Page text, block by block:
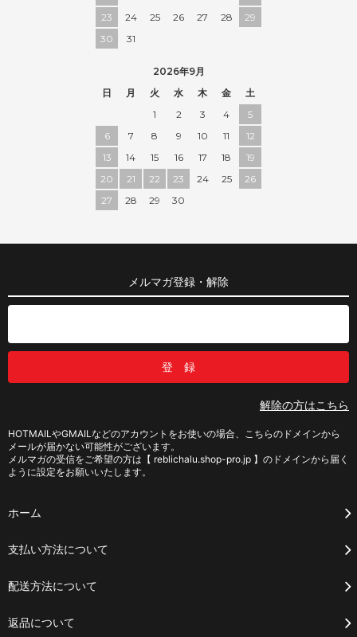
23
24 25 26 27 28
29
30
31
2026年9月
日
月 火 水 木 金
土
1
2 3 4
5
6
7 8 9 10 11
12
13
14 15 16 17 18
19
20
21 22 23 24 25
26
27
28 29 30
メルマガ登録・解除
解除の方はこちら
HOTMAILやGMAILなどのアカウントをお使いの場合、こちらのドメインから
メールが届かない可能性がございます。
メルマガの受信をご希望の方は【 reblichalu.shop-pro.jp 】のドメインから届く
ように設定をお願いいたします。
ホーム
支払い方法について
配送方法について
返品について